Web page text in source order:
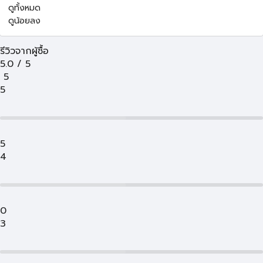
ดูทั้งหมด
ดูน้อยลง
รีวิวจากผู้ซื้อ
5.0 / 5
5
5
5
4
0
3